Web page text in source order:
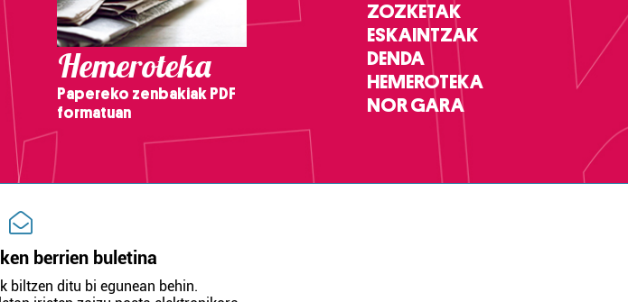
Hemeroteka
Papereko zenbakiak PDF
formatuan
ZOZKETAK
ESKAINTZAK
DENDA
HEMEROTEKA
NOR GARA
berrien buletina
biltzen ditu bi egunean behin.